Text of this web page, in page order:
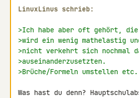
LinuxLinus schrieb:
>Ich habe aber oft gehört, die
>wird ein wenig mathelastig
>nicht verkehrt sich nochmal
>auseinanderzusetzten.
>Brüche/Formeln umstellen etc.
Was hast du denn?